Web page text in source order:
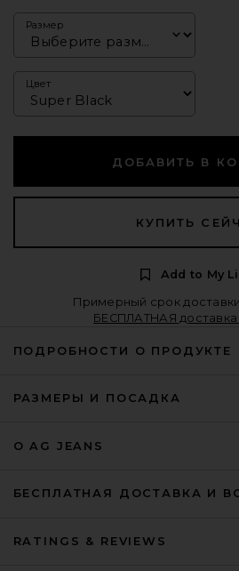
Размер
Цвет
ДОБАВИТЬ В
КУПИТЬ
Add to My
Примерный срок
БЕСПЛАТНАЯ доставка
ПОДРОБНОСТИ О ПРОДУКТЕ
РАЗМЕРЫ И ПОСАДКА
О AG JEANS
БЕСПЛАТНАЯ ДОСТАВКА И
RATINGS & REVIEWS